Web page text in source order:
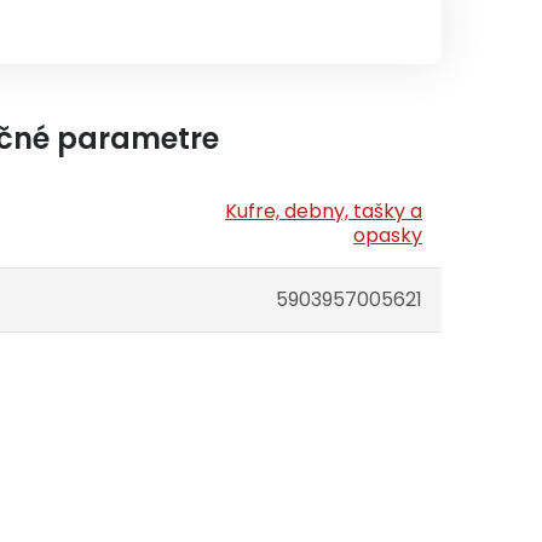
parametre
Kufre, debny, tašky a
opasky
5903957005621